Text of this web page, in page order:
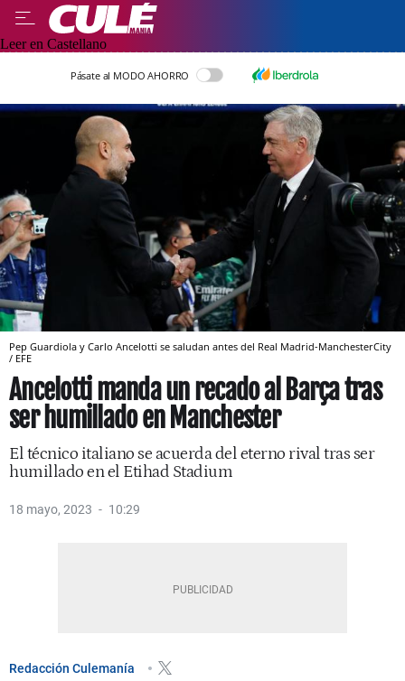
Leer en Castellano
Pásate al MODO AHORRO
Pep Guardiola y Carlo Ancelotti se saludan antes del Real Madrid-ManchesterCity
/ EFE
Ancelotti manda un recado al Barça tras
ser humillado en Manchester
El técnico italiano se acuerda del eterno rival tras ser
humillado en el Etihad Stadium
18 mayo, 2023 10:29
Redacción Culemanía